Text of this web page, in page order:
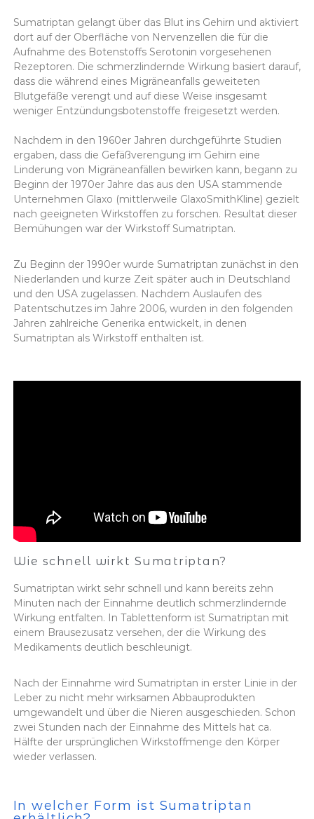
Sumatriptan gelangt über das Blut ins Gehirn und aktiviert
dort auf der Oberfläche von Nervenzellen die für die
Aufnahme des Botenstoffs Serotonin vorgesehenen
Rezeptoren. Die schmerzlindernde Wirkung basiert darauf,
dass die während eines Migräneanfalls geweiteten
Blutgefäße verengt und auf diese Weise insgesamt
weniger Entzündungsbotenstoffe freigesetzt werden.
Nachdem in den 1960er Jahren durchgeführte Studien
ergaben, dass die Gefäßverengung im Gehirn eine
Linderung von Migräneanfällen bewirken kann, begann zu
Beginn der 1970er Jahre das aus den USA stammende
Unternehmen Glaxo (mittlerweile GlaxoSmithKline) gezielt
nach geeigneten Wirkstoffen zu forschen. Resultat dieser
Bemühungen war der Wirkstoff Sumatriptan.
Zu Beginn der 1990er wurde Sumatriptan zunächst in den
Niederlanden und kurze Zeit später auch in Deutschland
und den USA zugelassen. Nachdem Auslaufen des
Patentschutzes im Jahre 2006, wurden in den folgenden
Jahren zahlreiche Generika entwickelt, in denen
Sumatriptan als Wirkstoff enthalten ist.
Wie schnell wirkt Sumatriptan?
Sumatriptan wirkt sehr schnell und kann bereits zehn
Minuten nach der Einnahme deutlich schmerzlindernde
Wirkung entfalten. In Tablettenform ist Sumatriptan mit
einem Brausezusatz versehen, der die Wirkung des
Medikaments deutlich beschleunigt.
Nach der Einnahme wird Sumatriptan in erster Linie in der
Leber zu nicht mehr wirksamen Abbauprodukten
umgewandelt und über die Nieren ausgeschieden. Schon
zwei Stunden nach der Einnahme des Mittels hat ca.
Hälfte der ursprünglichen Wirkstoffmenge den Körper
wieder verlassen.
In welcher Form ist Sumatriptan